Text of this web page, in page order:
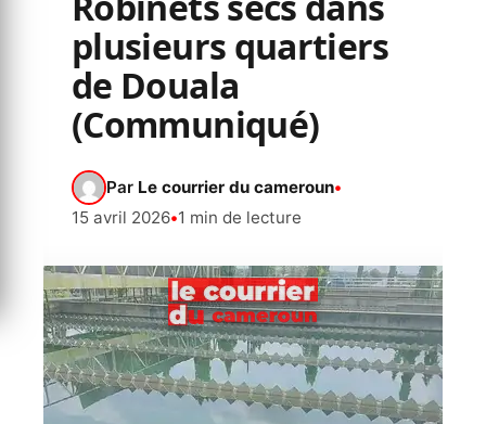
plusieurs quartiers
de Douala
(Communiqué)
Par Le courrier du cameroun•
15 avril 2026•1 min de lecture